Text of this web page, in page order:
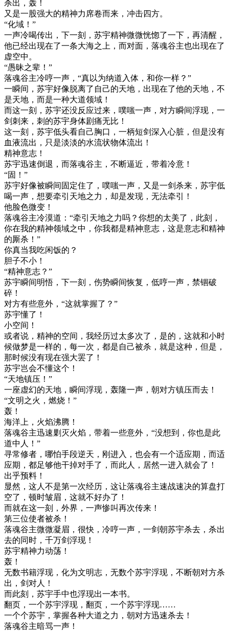
杀出，轰！
又是一股强大的精神力席卷而来，冲击四方。
“化域！”
一声冷喝传出，下一刻，苏宇精神微微恍惚了一下，再清醒，
他已经出现在了一条大海之上，而对面，落魂谷主也出现在了
虚空中。
“愚昧之辈！”
落魂谷主冷哼一声，“真以为纳道入体，和你一样？”
一瞬间，苏宇好像脱离了自己的天地，出现在了他的天地，不
是天地，而是一种大道领域！
而这一刻，苏宇还没反应过来，噗嗤一声，对方瞬间浮现，一
剑刺来，刺的苏宇身体剧痛无比！
这一刻，苏宇低头看自己胸口，一柄短剑深入心脏，但是没有
血液流出，只是淡淡的水流状物体流出！
精神意志！
苏宇迅速倒退，而落魂谷主，不断逼近，带着冷意！
“固！”
苏宇好像被瞬间固定住了，噗嗤一声，又是一剑杀来，苏宇低
喝一声，想要牵引天地之力，却是发现，无法牵引！
他脸色微变！
落魂谷主冷漠道：“牵引天地之力吗？你想的太美了，此刻，
你在我的精神领域之中，你我都是精神意志，这是意志和精神
的厮杀！”
你真当我吃闲饭的？
胆子不小！
“精神意志？”
苏宇瞬间明悟，下一刻，伤势瞬间恢复，低哼一声，禁锢破
碎！
对方有些意外，“这就掌握了？”
苏宇懂了！
小空间！
或者说，精神的空间，我经历过太多次了，是的，这就和小时
候做梦是一样的，每一次，都是自己被杀，就是这种，但是，
那时候没有现在强大罢了！
苏宇岂会不懂这个！
“天地镇压！”
一座虚幻的天地，瞬间浮现，轰隆一声，朝对方镇压而去！
“文明之火，燃烧！”
轰！
海洋上，火焰沸腾！
落魂谷主迅速剿灭火焰，带着一些意外，“没想到，你也是此
道中人！”
寻常修者，哪怕手段逆天，刚进入，也会有一个适应期，而适
应期，都足够他干掉对手了，而此人，居然一进入就会了！
出乎预料！
显然，这人不是第一次经历，这让落魂谷主速战速决的算盘打
空了，顿时皱眉，这就不好办了！
而就在这一刻，外界，一声惨叫再次传来！
第三位使者被杀！
落魂谷主微微凝眉，很快，冷哼一声，一剑朝苏宇杀去，杀出
去的同时，千万剑浮现！
苏宇精神力动荡！
轰！
无数书籍浮现，化为文明志，无数个苏宇浮现，不断朝对方杀
出，剑对人！
而此刻，苏宇手中也浮现出一本书。
翻页，一个苏宇浮现，翻页，一个苏宇浮现……
一个个苏宇，掌握各种大道之力，朝对方迅速杀去！
落魂谷主暗骂一声！